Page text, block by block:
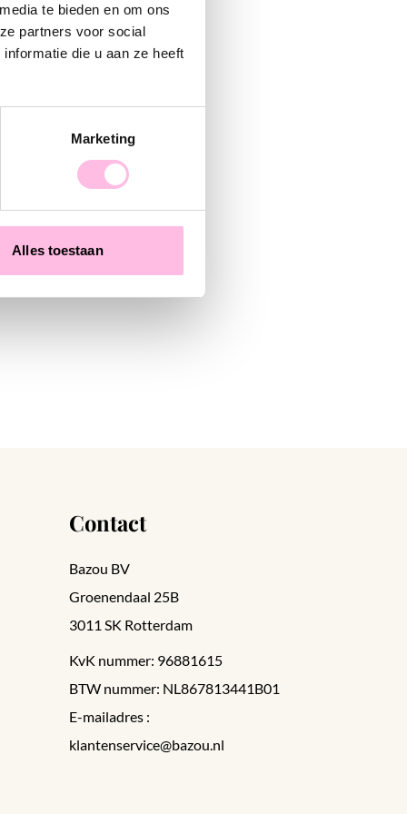
te bieden en om ons
partners voor social
die u aan ze heeft
Marketing
Alles toestaan
go and shop, baby!
RVS creolen met zon en gekleurd trosje
Contact
Bazou BV
Groenendaal 25B
3011 SK Rotterdam
KvK nummer: 96881615
BTW nummer: NL867813441B01
E-mailadres :
klantenservice@bazou.nl